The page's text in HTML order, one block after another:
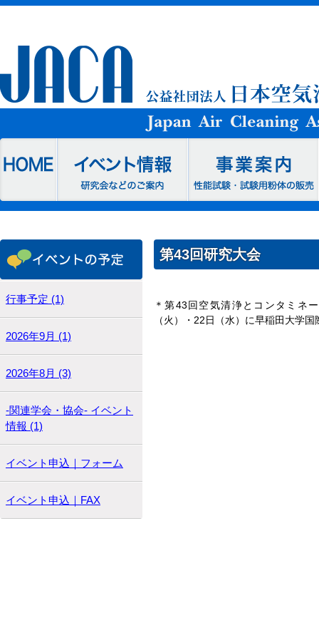
第43回研究大会
＊第43回空気清浄とコンタミネ
（火）・22日（水）に早稲田大学
行事予定 (1)
2026年9月 (1)
2026年8月 (3)
-関連学会・協会- イベント
情報 (1)
イベント申込｜フォーム
イベント申込｜FAX